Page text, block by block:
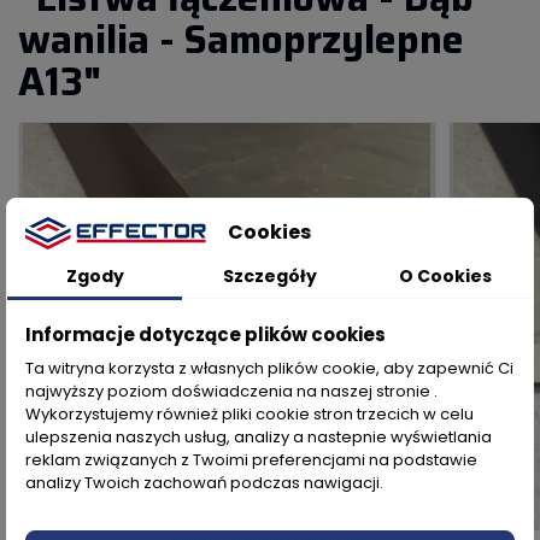
wanilia - Samoprzylepne
A13"
Cookies
Zgody Szczegóły O Cookies
Informacje dotyczące plików cookies
Ta witryna korzysta z własnych plików cookie, aby zapewnić Ci
najwyższy poziom doświadczenia na naszej stronie .
Wykorzystujemy również pliki cookie stron trzecich w celu
ulepszenia naszych usług, analizy a nastepnie wyświetlania
reklam związanych z Twoimi preferencjami na podstawie
analizy Twoich zachowań podczas nawigacji.